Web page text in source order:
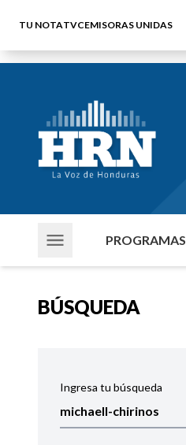
TU NOTATVCEMISORAS UNIDAS
PROGRAMAS
BÚSQUEDA
Ingresa tu búsqueda